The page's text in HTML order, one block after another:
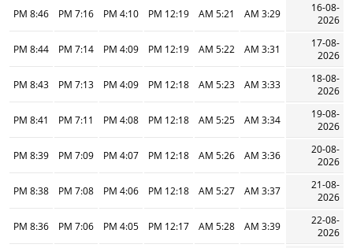
16-08-
2026
3:29 AM
5:21 AM
12:19 PM
4:10 PM
7:16 PM
8:46 PM
17-08-
2026
3:31 AM
5:22 AM
12:19 PM
4:09 PM
7:14 PM
8:44 PM
18-08-
2026
3:33 AM
5:23 AM
12:18 PM
4:09 PM
7:13 PM
8:43 PM
19-08-
2026
3:34 AM
5:25 AM
12:18 PM
4:08 PM
7:11 PM
8:41 PM
20-08-
2026
3:36 AM
5:26 AM
12:18 PM
4:07 PM
7:09 PM
8:39 PM
21-08-
2026
3:37 AM
5:27 AM
12:18 PM
4:06 PM
7:08 PM
8:38 PM
22-08-
2026
3:39 AM
5:28 AM
12:17 PM
4:05 PM
7:06 PM
8:36 PM